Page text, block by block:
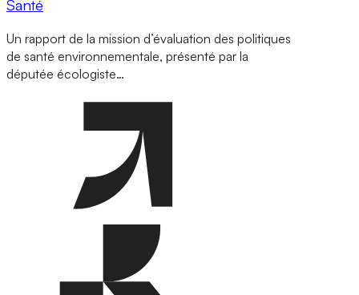
Santé
Un rapport de la mission d’évaluation des politiques
de santé environnementale, présenté par la
députée écologiste…